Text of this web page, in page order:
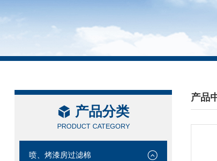
产品分类
PRODUCT CATEGORY
喷、烤漆房过滤棉
产品
/